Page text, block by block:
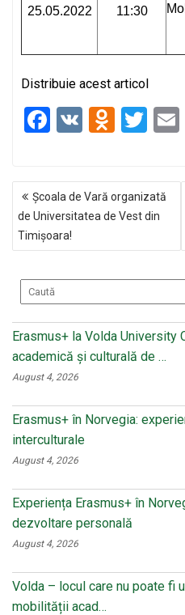
25.05.2022 11:30
Distribuie acest articol
F
b
o
o
k
V
O
o
kl
a
ss
ni
ki
T
er
NAVIGARE
ÎN
ARTICOLE
Școala de Vară organizată
de Universitatea de Vest din
Timișoara!
Erasmus+ la Volda University
academică și culturală de …
August 4, 2026
Erasmus+ în Norvegia:
interculturale
August 4, 2026
Experiența Erasmus+ în
dezvoltare personală
August 4, 2026
Volda – locul care nu poate fi
mobilității acad…